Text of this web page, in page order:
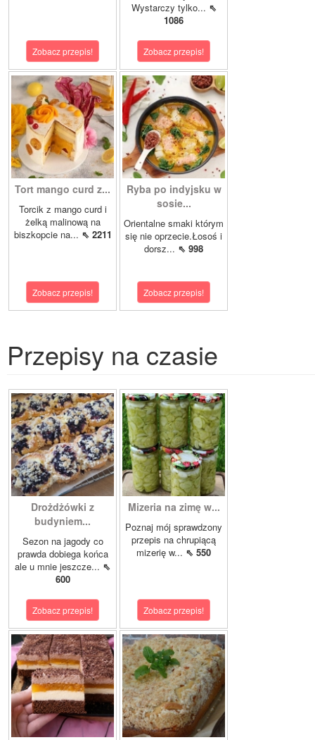
Zobacz przepis!
Wystarczy tylko... ⇖
1086
Zobacz przepis!
Tort mango curd z...
Torcik z mango curd i
żelką malinową na
biszkopcie na... ⇖ 2211
Zobacz przepis!
Ryba po indyjsku w
sosie...
Orientalne smaki którym
się nie oprzecie.Łosoś i
dorsz... ⇖ 998
Zobacz przepis!
Przepisy na czasie
Drożdżówki z
budyniem...
Sezon na jagody co
prawda dobiega końca
ale u mnie jeszcze... ⇖
600
Zobacz przepis!
Mizeria na zimę w...
Poznaj mój sprawdzony
przepis na chrupiącą
mizerię w... ⇖ 550
Zobacz przepis!